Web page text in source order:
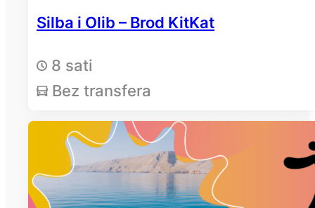
Silba i Olib – Brod KitKat
8 sati
Bez transfera